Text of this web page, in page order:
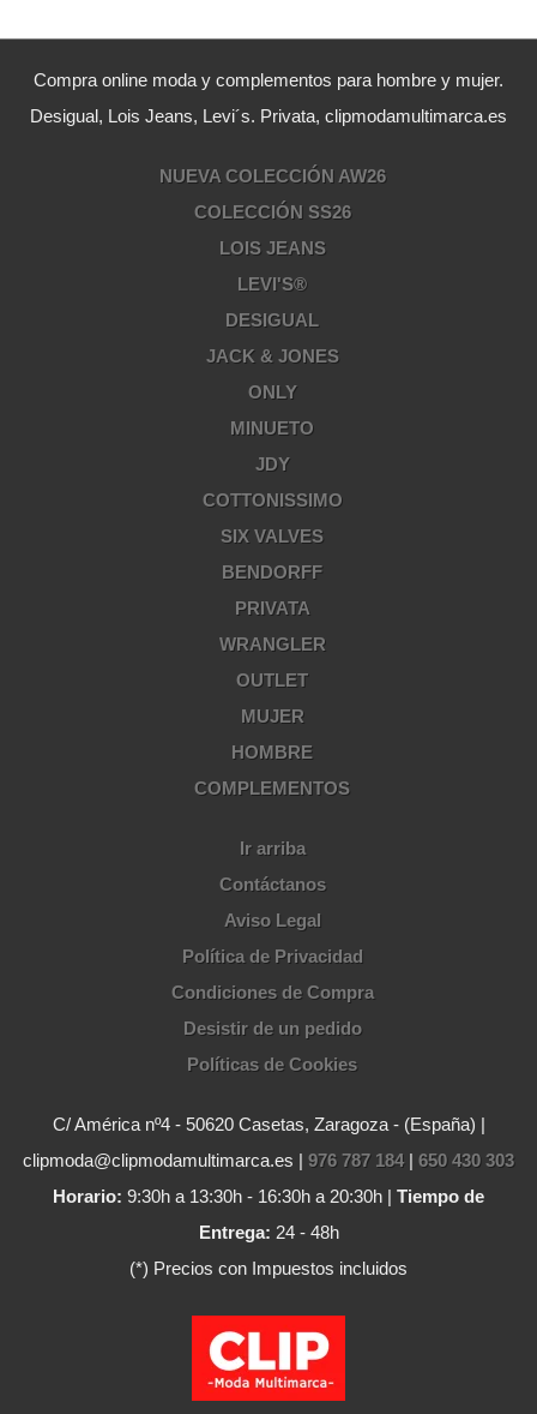
Compra online moda y complementos para hombre y mujer.
Desigual, Lois Jeans, Levi´s. Privata, clipmodamultimarca.es
NUEVA COLECCIÓN AW26
COLECCIÓN SS26
LOIS JEANS
LEVI'S®
DESIGUAL
JACK & JONES
ONLY
MINUETO
JDY
COTTONISSIMO
SIX VALVES
BENDORFF
PRIVATA
WRANGLER
OUTLET
MUJER
HOMBRE
COMPLEMENTOS
Ir arriba
Contáctanos
Aviso Legal
Política de Privacidad
Condiciones de Compra
Desistir de un pedido
Políticas de Cookies
C/ América nº4 - 50620 Casetas, Zaragoza - (España) |
clipmoda@clipmodamultimarca.es | 976 787 184| 650 430 303
Horario: 9:30h a 13:30h - 16:30h a 20:30h | Tiempo de
Entrega: 24 - 48h
(*) Precios con Impuestos incluidos